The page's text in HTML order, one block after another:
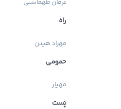
عرفان طهماسبی
راه
مهراد هیدن
حمومی
مهیار
پَست